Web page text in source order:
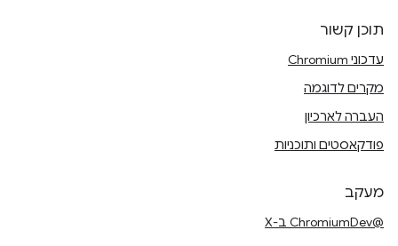
תוכן קשור
עדכוני Chromium
מקרים לדוגמה
העברה לארכיון
פודקאסטים ותוכניות
מעקב
@ChromiumDev ב-X